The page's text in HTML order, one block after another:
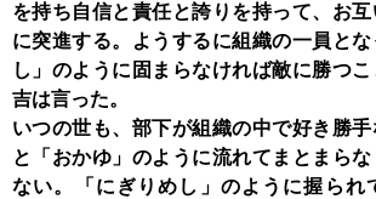
を持ち自信と責任と誇りを持って、お
に突進する。ようするに組織の一員と
し」のように固まらなければ敵に勝つ
吉は言った。
いつの世も、部下が組織の中で好き勝
と「おかゆ」のように流れてまとまら
ない。「にぎりめし」のように握られ